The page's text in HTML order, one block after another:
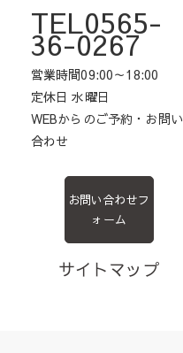
TEL0565-
36-0267
営業時間09:00～18:00
定休日 水曜日
WEBからのご予約・お問い
合わせ
お問い合わせフ
ォーム
サイトマップ